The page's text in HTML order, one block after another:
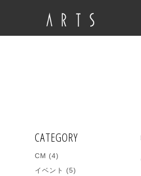
CATEGORY
CM (4)
イベント
(5)